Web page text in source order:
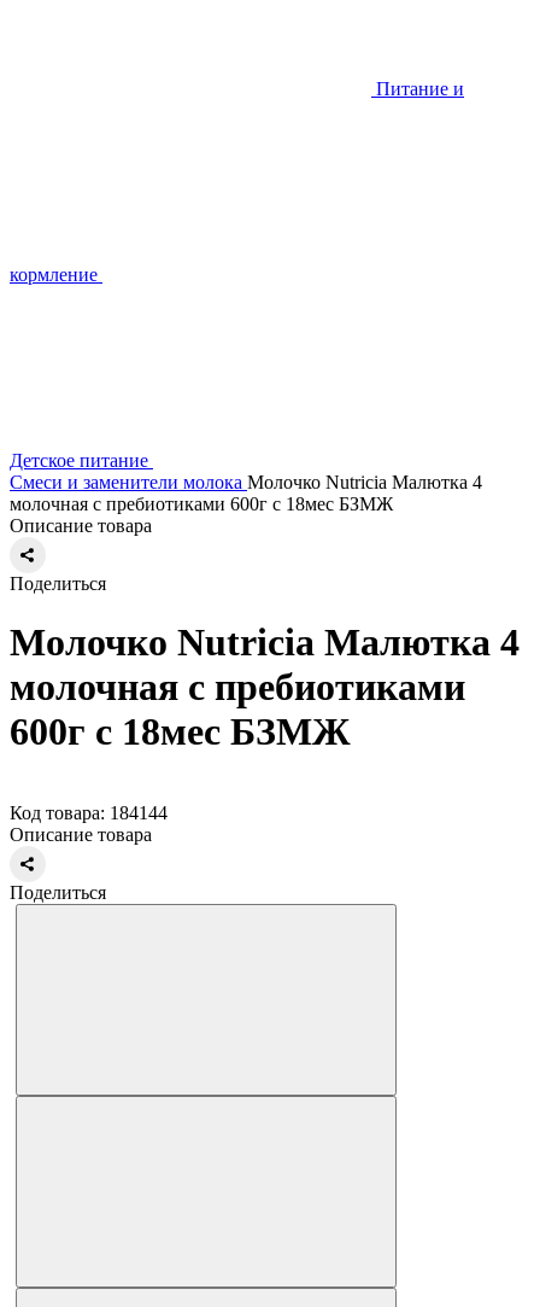
Питание и
кормление
Детское питание
Смеси и заменители молока Молочко Nutricia Малютка 4
молочная с пребиотиками 600г с 18мес БЗМЖ
Описание товара
Поделиться
Молочко Nutricia Малютка 4
молочная с пребиотиками
600г с 18мес БЗМЖ
Код товара: 184144
Описание товара
Поделиться